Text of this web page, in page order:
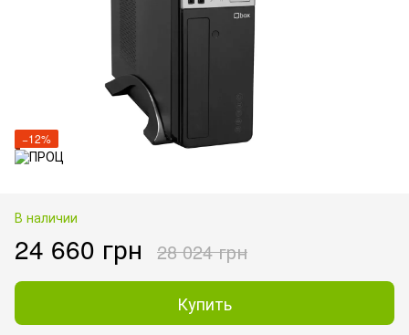
−12%
В наличии
24 660 грн 28 024 грн
Купить